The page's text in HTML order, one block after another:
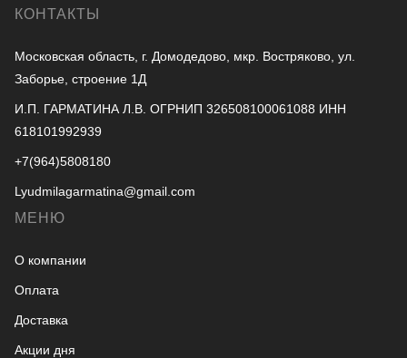
КОНТАКТЫ
Московская область, г. Домодедово, мкр. Востряково, ул.
Заборье, строение 1Д
И.П. ГАРМАТИНА Л.В. ОГРНИП 326508100061088 ИНН
618101992939
+7(964)5808180
Lyudmilagarmatina@gmail.com
МЕНЮ
О компании
Оплата
Доставка
Акции дня